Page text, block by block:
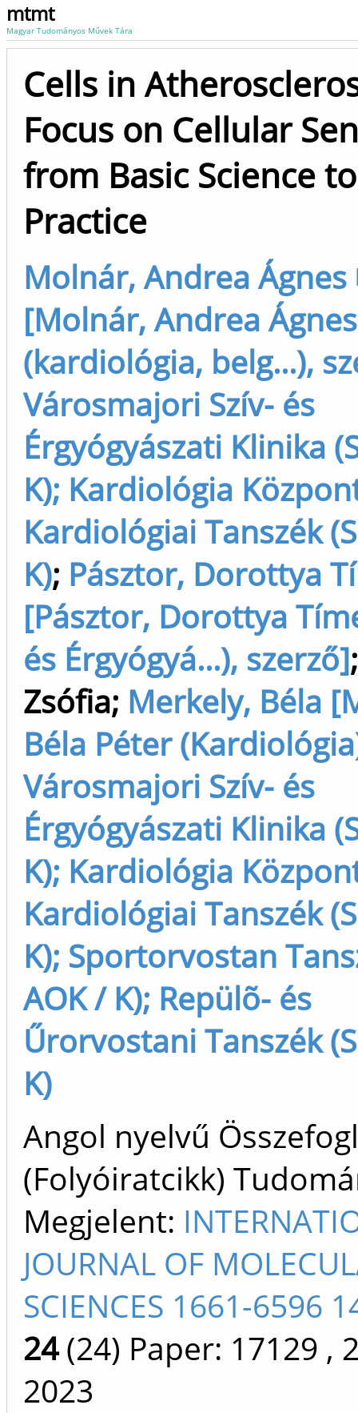
mtmt
Magyar Tudományos Művek Tára
Cells in
Focus on Cellular
from Basic Science
Practice
Molnár, Andrea
[Molnár, Andrea Ágnes
(kardiológia, belg...),
Városmajori Szív- és
Érgyógyászati Klinika
K); Kardiológia
Kardiológiai Tanszék
K); Pásztor, Dorottya
[Pásztor, Dorottya
és Érgyógyá...), szerző]
Zsófia; Merkely, Béla
Béla Péter
Városmajori Szív- és
Érgyógyászati Klinika
K); Kardiológia
Kardiológiai Tanszék
K); Sportorvostan
AOK / K); Repülõ- és
Űrorvostani Tanszék
K)
Angol nyelvű
(Folyóiratcikk)
Megjelent:
JOURNAL OF
SCIENCES 1661-6596
24(24) Paper: 17129 ,
2023